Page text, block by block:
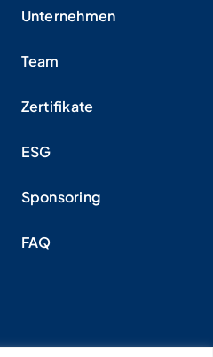
Unternehmen
Team
Zertifikate
ESG
Sponsoring
FAQ